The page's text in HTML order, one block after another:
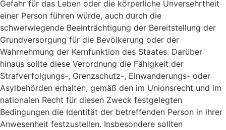
Gefahr für das Leben oder die körperliche Unversehrtheit
einer Person führen würde, auch durch die
schwerwiegende Beeinträchtigung der Bereitstellung der
Grundversorgung für die Bevölkerung oder der
Wahrnehmung der Kernfunktion des Staates. Darüber
hinaus sollte diese Verordnung die Fähigkeit der
Strafverfolgungs-, Grenzschutz-, Einwanderungs- oder
Asylbehörden erhalten, gemäß den im Unionsrecht und im
nationalen Recht für diesen Zweck festgelegten
Bedingungen die Identität der betreffenden Person in ihrer
Anwesenheit festzustellen. Insbesondere sollten